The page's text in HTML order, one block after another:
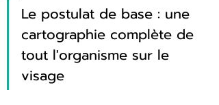
Le postulat de base : une
cartographie complète de
tout l'organisme sur le
visage